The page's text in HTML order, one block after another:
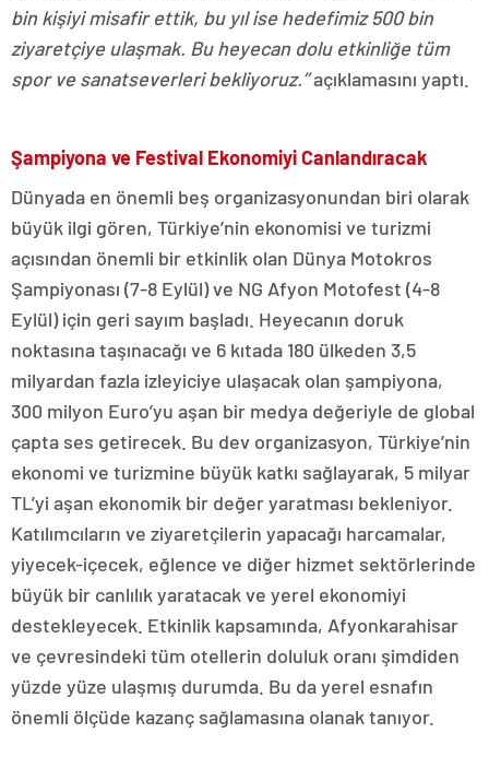
bin kişiyi misafir ettik, bu yıl ise hedefimiz 500 bin
ziyaretçiye ulaşmak. Bu heyecan dolu etkinliğe tüm
spor ve sanatseverleri bekliyoruz.’’açıklamasını yaptı.
Şampiyona ve Festival Ekonomiyi Canlandıracak
Dünyada en önemli beş organizasyonundan biri olarak
büyük ilgi gören, Türkiye’nin ekonomisi ve turizmi
açısından önemli bir etkinlik olan Dünya Motokros
Şampiyonası (7-8 Eylül) ve NG Afyon Motofest (4-8
Eylül) için geri sayım başladı. Heyecanın doruk
noktasına taşınacağı ve 6 kıtada 180 ülkeden 3,5
milyardan fazla izleyiciye ulaşacak olan şampiyona,
300 milyon Euro’yu aşan bir medya değeriyle de global
çapta ses getirecek. Bu dev organizasyon, Türkiye’nin
ekonomi ve turizmine büyük katkı sağlayarak, 5 milyar
TL’yi aşan ekonomik bir değer yaratması bekleniyor.
Katılımcıların ve ziyaretçilerin yapacağı harcamalar,
yiyecek-içecek, eğlence ve diğer hizmet sektörlerinde
büyük bir canlılık yaratacak ve yerel ekonomiyi
destekleyecek. Etkinlik kapsamında, Afyonkarahisar
ve çevresindeki tüm otellerin doluluk oranı şimdiden
yüzde yüze ulaşmış durumda. Bu da yerel esnafın
önemli ölçüde kazanç sağlamasına olanak tanıyor.